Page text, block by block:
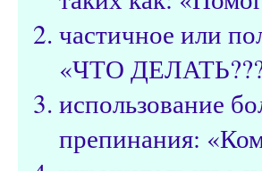
частичное или
«ЧТО
использование
препинания: